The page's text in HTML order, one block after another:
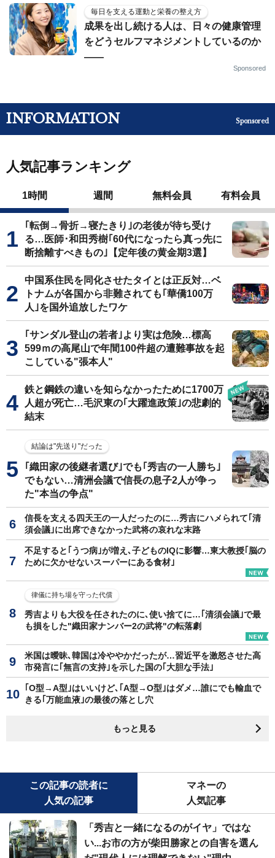
毎日を支える運動と栄養の整え方
成果を出し続ける人は、日々の健康管理
をどうセルフマネジメントしているのか
——
Sponsored
INFORMATION Sponsored
人気記事ランキング
1時間 週間 無料会員 有料会員
｢転倒→骨折→寝たきり｣の老後が待ち受け
る…医師･和田秀樹｢60代になったら真っ先に
断捨離すべきもの｣【定年後の黄金期3選】
中国系住民を同化させたタイとは正反対…ベ
トナムが各国から非難されても｢華僑100万
人｣を国外追放したワケ
｢サンダル登山の若者｣より実は危険…標高
599ｍの高尾山で年間100件超の遭難事故を起
こしている"張本人"
鉄と鋼鉄の違いを知らなかったために1700万
人超が死亡…毛沢東の｢大躍進政策｣の悲劇的
結末
結論は"先送り"だった
｢織田家の後継者選び｣でも｢秀吉の一人勝ち｣
でもない…清洲会議で信長の息子2人が争っ
た"本当の争点"
信長を支える四天王の一人だったのに…秀吉にハメられて｢清
須会議｣に出席できなかった武将の哀れな末路
不足すると｢うつ病｣が増え､子どものIQに影響…東大教授｢脳の
ために欠かせないスーパーにある食材｣
律儀に持ち場を守った代償
秀吉よりも大役を任されたのに､使い捨てに…｢清須会議｣で最
も損をした"織田家ナンバー2の武将"の転落劇
米国は曖昧､韓国は冷ややかだったが…習近平を激怒させた高
市発言に｢無言の支持｣を示した国の｢大胆な手法｣
｢O型→A型｣はいいけど､｢A型→O型｣はダメ…誰にでも輸血で
きる｢万能血液｣の最後の落とし穴
もっと見る
この記事の読者に
人気の記事
マネーの
人気記事
「秀吉と一緒になるのがイヤ」ではな
い...お市の方が柴田勝家との自害を選ん